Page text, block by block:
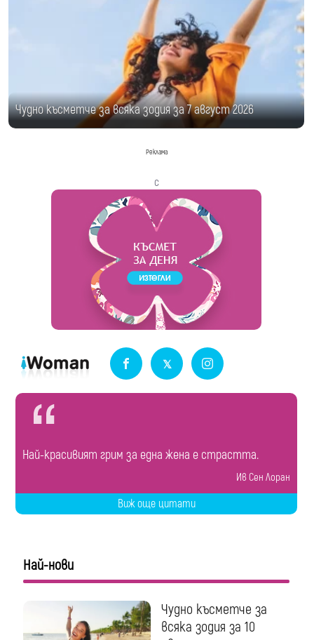
Чудно късметче за всяка зодия за 7 август 2026
Реклама
с
Най-красивият грим за една жена е страстта.
Ив Сен Лоран
Виж още цитати
Най-нови
Чудно късметче за
всяка зодия за 10